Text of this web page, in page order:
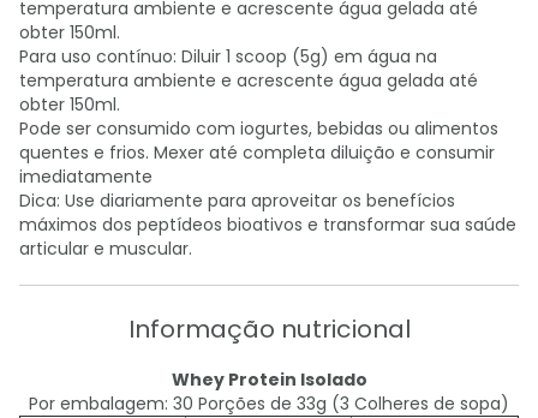
temperatura ambiente e acrescente água gelada até
obter 150ml.
Para uso contínuo: Diluir 1 scoop (5g) em água na
temperatura ambiente e acrescente água gelada até
obter 150ml.
Pode ser consumido com iogurtes, bebidas ou alimentos
quentes e frios. Mexer até completa diluição e consumir
imediatamente
Dica: Use diariamente para aproveitar os benefícios
máximos dos peptídeos bioativos e transformar sua saúde
articular e muscular.
Informação nutricional
Whey Protein Isolado
Por embalagem: 30 Porções de 33g (3 Colheres de sopa)